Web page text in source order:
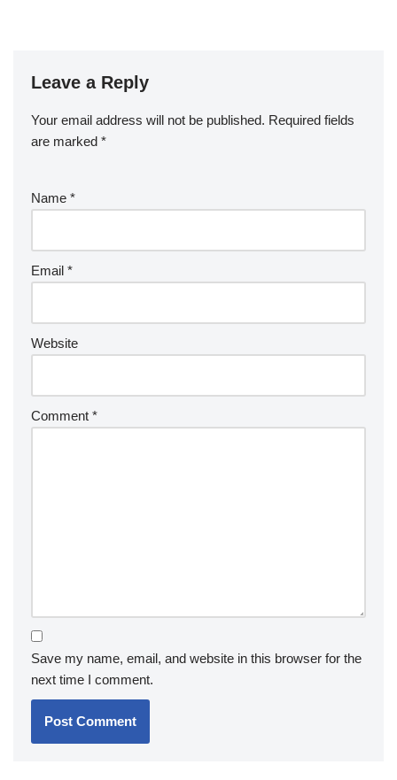
Leave a Reply
Your email address will not be published. Required fields
are marked *
Name *
Email *
Website
Comment *
Save my name, email, and website in this browser for the
next time I comment.